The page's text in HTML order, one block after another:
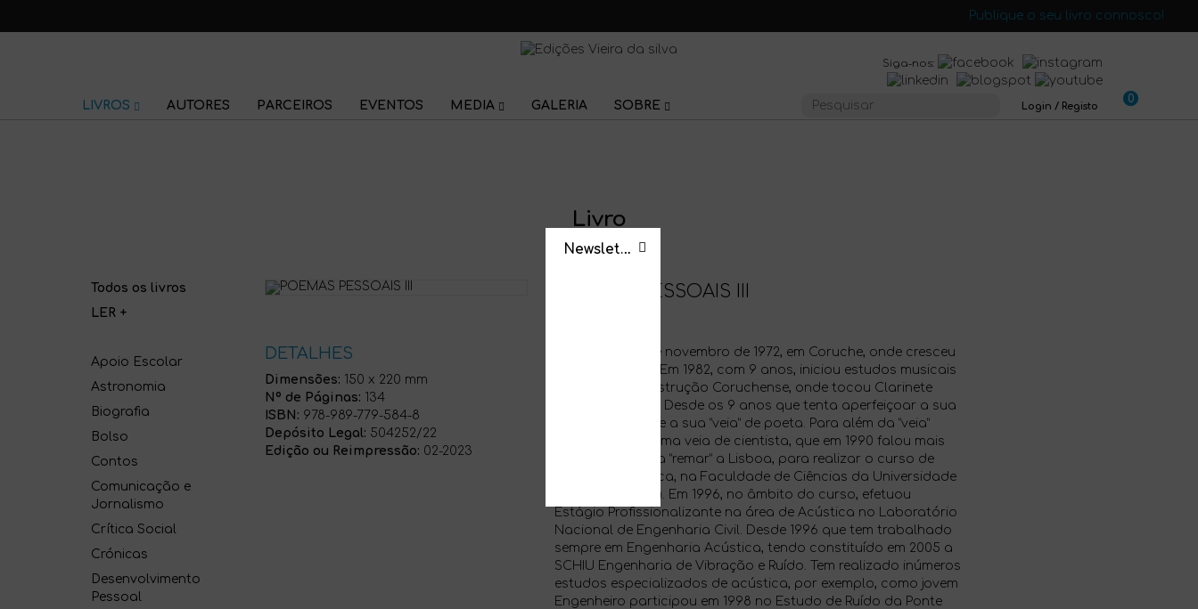
Publique o seu livro connosco!
Siga-nos:
LIVROS AUTORES PARCEIROS EVENTOS MEDIA GALERIA SOBRE Login / Registo
0
Livro
Todos os livros
LER +
Apoio Escolar
Astronomia
Biografia
Bolso
Contos
Comunicação e
Jornalismo
Crítica Social
Crónicas
Desenvolvimento
Pessoal
DETALHES
Dimensões: 150 x 220 mm
Nº de Páginas: 134
ISBN: 978-989-779-584-8
Depósito Legal: 504252/22
Edição ou Reimpressão: 02-2023
POEMAS PESSOAIS III
Nasceu em 19 de novembro de 1972, em Coruche, onde cresceu
e viveu até 1990. Em 1982, com 9 anos, iniciou estudos musicais
na Sociedade Instrução Coruchense, onde tocou Clarinete
durante 18 anos. Desde os 9 anos que tenta aperfeiçoar a sua
“veia” de músico e a sua “veia” de poeta. Para além da “veia”
artística existe uma veia de cientista, que em 1990 falou mais
alto, levando-o a “remar” a Lisboa, para realizar o curso de
Física Tecnológica, na Faculdade de Ciências da Universidade
de Lisboa (FCUL). Em 1996, no âmbito do curso, efetuou
Estágio Profissionalizante na área de Acústica no Laboratório
Nacional de Engenharia Civil. Desde 1996 que tem trabalhado
sempre em Engenharia Acústica, tendo constituído em 2005 a
SCHIU Engenharia de Vibração e Ruído. Tem realizado inúmeros
estudos especializados de acústica, por exemplo, como jovem
Engenheiro participou em 1998 no Estudo de Ruído da Ponte
Newsletter